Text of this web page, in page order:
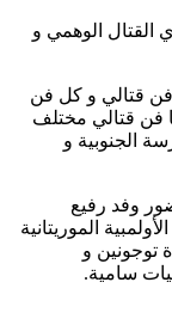
أي القتال الوهمي و
فن قتالي و كل فن
فن قتالي مختلف
الجنوبية و
وفد رفيع
الأولمبية الموريتانية
توجونين و
سامية.